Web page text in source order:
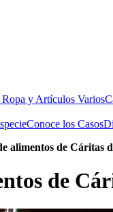
y Artículos Varios
Conoce los Casos
alimentos de Cáritas
de